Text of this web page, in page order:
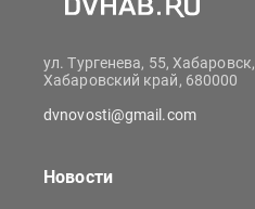
ул. Тургенева, 55, Хабаровск,
Хабаровский край, 680000
dvnovosti@gmail.com
Новости